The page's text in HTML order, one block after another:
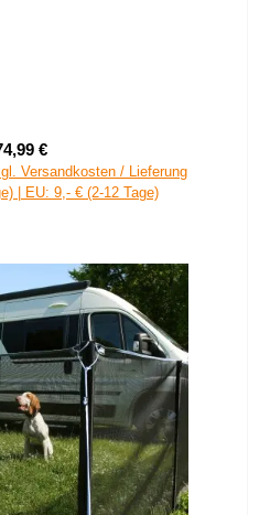
Verkaufspreis:
€
Versandkosten / Lieferung
| EU: 9,- € (2-12 Tage)